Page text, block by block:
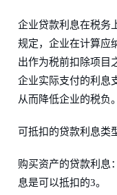
企业贷款利息在税务
规定，企业在计算应
出作为税前扣除项目
企业实际支付的利息
从而降低企业的税负。
可抵扣的贷款利息类
购买资产的贷款利息
息是可以抵扣的3。